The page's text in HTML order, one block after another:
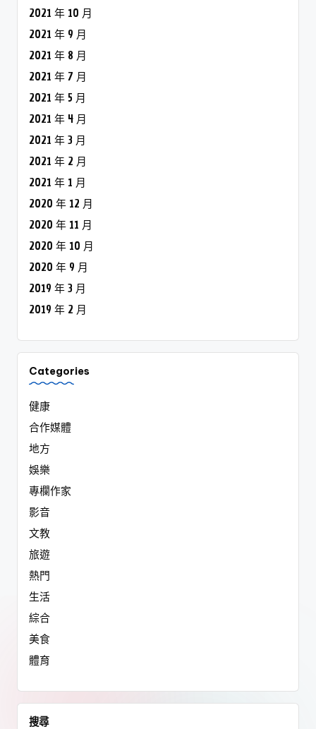
2021 年 10 月
2021 年 9 月
2021 年 8 月
2021 年 7 月
2021 年 5 月
2021 年 4 月
2021 年 3 月
2021 年 2 月
2021 年 1 月
2020 年 12 月
2020 年 11 月
2020 年 10 月
2020 年 9 月
2019 年 3 月
2019 年 2 月
Categories
健康
合作媒體
地方
娛樂
專欄作家
影音
文教
旅遊
熱門
生活
綜合
美食
體育
搜尋